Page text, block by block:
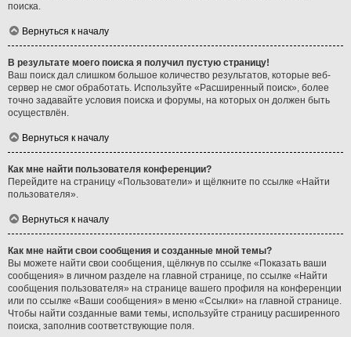
поиска.
Вернуться к началу
В результате моего поиска я получил пустую страницу!
Ваш поиск дал слишком большое количество результатов, которые веб-
сервер не смог обработать. Используйте «Расширенный поиск», более
точно задавайте условия поиска и форумы, на которых он должен быть
осуществлён.
Вернуться к началу
Как мне найти пользователя конференции?
Перейдите на страницу «Пользователи» и щёлкните по ссылке «Найти
пользователя».
Вернуться к началу
Как мне найти свои сообщения и созданные мной темы?
Вы можете найти свои сообщения, щёлкнув по ссылке «Показать ваши
сообщения» в личном разделе на главной странице, по ссылке «Найти
сообщения пользователя» на странице вашего профиля на конференции
или по ссылке «Ваши сообщения» в меню «Ссылки» на главной странице.
Чтобы найти созданные вами темы, используйте страницу расширенного
поиска, заполнив соответствующие поля.